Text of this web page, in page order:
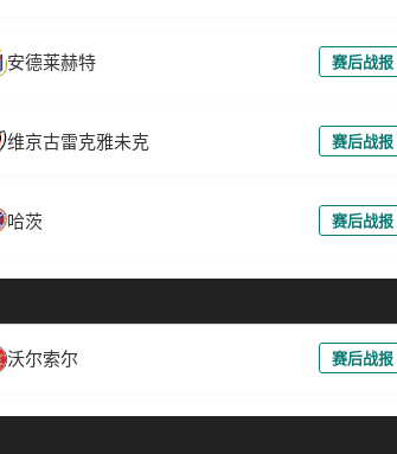
安德莱赫特 赛后战报
维京古雷克雅未克 赛后战报
哈茨 赛后战报
沃尔索尔 赛后战报